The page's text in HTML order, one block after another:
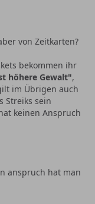
von Zeitkarten?
bekommen ihr
höhere Gewalt",
im Übrigen auch
Streiks sein
keinen Anspruch
anspruch hat man